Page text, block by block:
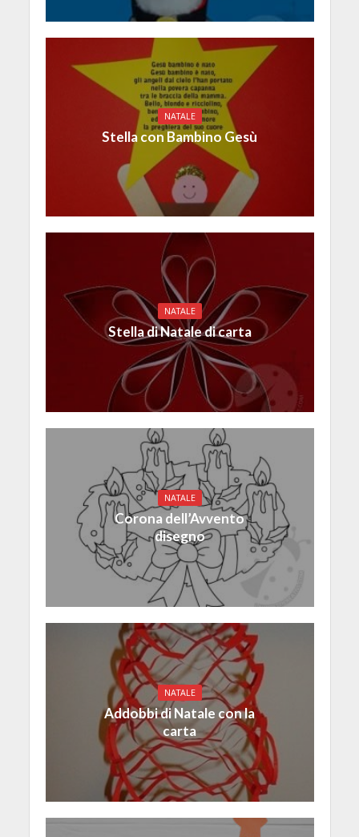
NATALE
Stella con Bambino Gesù
NATALE
Stella di Natale di carta
NATALE
Corona dell’Avvento
disegno
NATALE
Addobbi di Natale con la
carta